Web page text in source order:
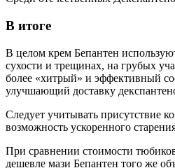
В итоге
В целом крем Бепантен
сухости и трещинах, на грубых
более «хитрый» и эффективный
улучшающий доставку
Следует учитывать присутствие
возможность ускоренного
При сравнении стоимости
дешевле мази Бепантен того же